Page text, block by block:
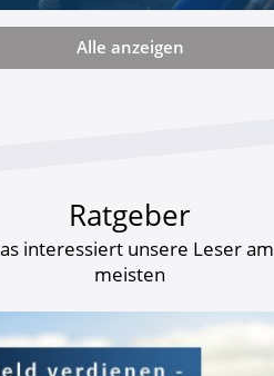
freigesprochen!
Alle anzeigen
Ratgeber
interessiert unsere Leser am
meisten